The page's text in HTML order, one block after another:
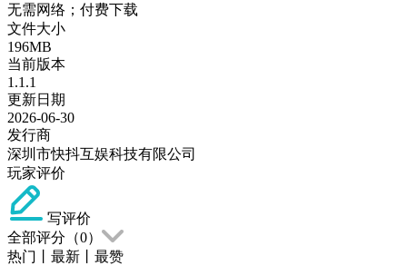
无需网络；付费下载
文件大小
196MB
当前版本
1.1.1
更新日期
2026-06-30
发行商
深圳市快抖互娱科技有限公司
玩家评价
写评价
全部评分（0）
热门
最新
最赞